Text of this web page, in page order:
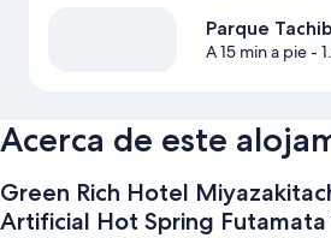
Parque
A 15 min a pie-
Acerca de este
Green Rich Hotel
Artificial Hot Spring Futamata